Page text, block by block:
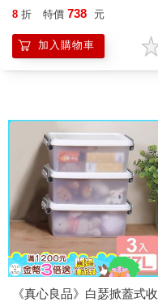
8 折 特價 738 元
加入購物車
《真心良品》白瑟掀蓋式收